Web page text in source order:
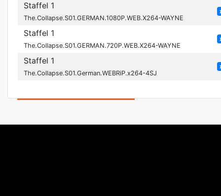
Staffel 1
The.Collapse.S01.GERMAN.1080P.WEB.X264-WAYNE
Staffel 1
The.Collapse.S01.GERMAN.720P.WEB.X264-WAYNE
Staffel 1
The.Collapse.S01.German.WEBRiP.x264-4SJ